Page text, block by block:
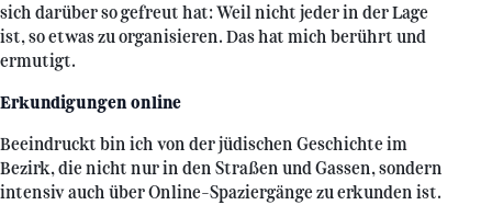
sich darüber so gefreut hat: Weil nicht jeder in der Lage
ist, so etwas zu organisieren. Das hat mich berührt und
ermutigt.
Erkundigungen online
Beeindruckt bin ich von der jüdischen Geschichte im
Bezirk, die nicht nur in den Straßen und Gassen, sondern
intensiv auch über Online-Spaziergänge zu erkunden ist.